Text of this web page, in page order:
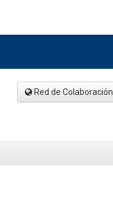
Red de Colaboración